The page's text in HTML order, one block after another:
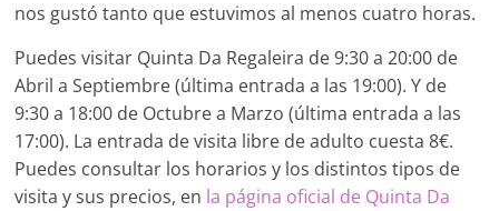
nos gustó tanto que estuvimos al menos cuatro horas.
Puedes visitar Quinta Da Regaleira de 9:30 a 20:00 de
Abril a Septiembre (última entrada a las 19:00). Y de
9:30 a 18:00 de Octubre a Marzo (última entrada a las
17:00). La entrada de visita libre de adulto cuesta 8€.
Puedes consultar los horarios y los distintos tipos de
visita y sus precios, en la página oficial de Quinta Da